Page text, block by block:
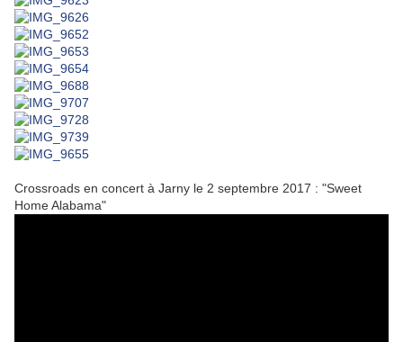
Crossroads en concert à Jarny le 2 septembre 2017 : "Sweet
Home Alabama"